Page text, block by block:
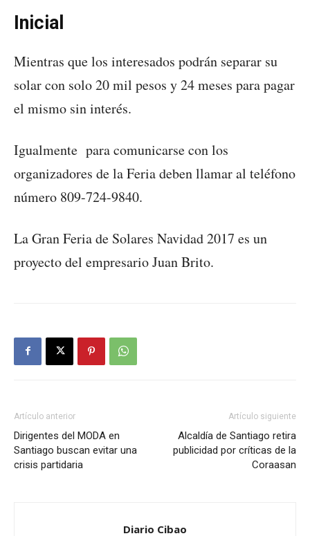
Inicial
Mientras que los interesados podrán separar su
solar con solo 20 mil pesos y 24 meses para pagar
el mismo sin interés.
Igualmente para comunicarse con los
organizadores de la Feria deben llamar al teléfono
número 809-724-9840.
La Gran Feria de Solares Navidad 2017 es un
proyecto del empresario Juan Brito.
Artículo anterior
Dirigentes del MODA en
Santiago buscan evitar una
crisis partidaria
Artículo siguiente
Alcaldía de Santiago retira
publicidad por críticas de la
Coraasan
Diario Cibao